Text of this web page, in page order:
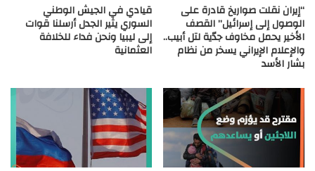
“إيران نقلت صواريخ قادرة على
الوصول إلى إسرائيل” القصف
الأخير يحمل مخاوف جدّية لتل أبيب..
والإعلام الإيراني يسخر من نظام
بشار الأسد
قيادي في الجيش الوطني
السوري يثير الجدل أرسلنا قوات
إلى ليبيا ونحن فداء للخلافة
العثمانية